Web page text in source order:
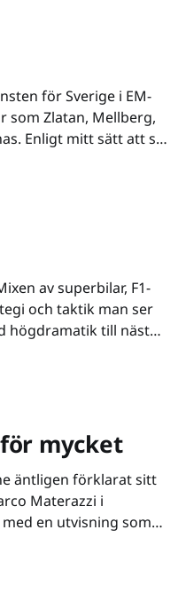
för Sverige i EM-
som Zlatan, Mellberg,
Enligt mitt sätt att se
han har förlitat
av superbilar, F1-
och taktik man ser
högdramatik till nästan
som Daniel
mycket
äntligen förklarat sitt
Materazzi i
en utvisning som
två första gångerna